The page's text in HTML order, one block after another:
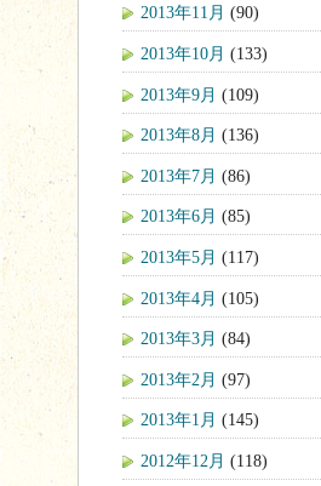
2013年11月 (90)
2013年10月 (133)
2013年9月 (109)
2013年8月 (136)
2013年7月 (86)
2013年6月 (85)
2013年5月 (117)
2013年4月 (105)
2013年3月 (84)
2013年2月 (97)
2013年1月 (145)
2012年12月 (118)